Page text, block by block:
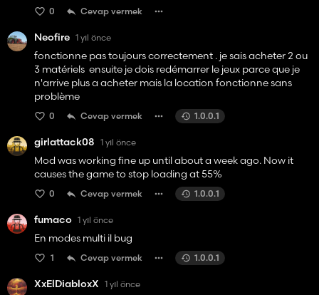
0 Cevap vermek
Neofire 1 yıl önce
fonctionne pas toujours correctement . je sais acheter 2 ou
3 matériels ensuite je dois redémarrer le jeux parce que je
n'arrive plus a acheter mais la location fonctionne sans
problème
0 Cevap vermek 1.0.0.1
girlattack08 1 yıl önce
Mod was working fine up until about a week ago. Now it
causes the game to stop loading at 55%
0 Cevap vermek 1.0.0.1
fumaco 1 yıl önce
En modes multi il bug
1 Cevap vermek 1.0.0.1
XxElDiabloxX 1 yıl önce